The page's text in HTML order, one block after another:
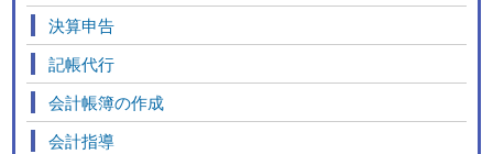
決算申告
記帳代行
会計帳簿の作成
会計指導